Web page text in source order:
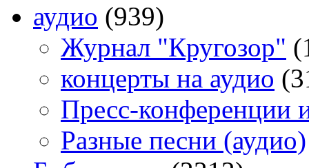
аудио (939)
Журнал "Кругозор"
концерты на аудио
Пресс-конференции
Разные песни (аудио)